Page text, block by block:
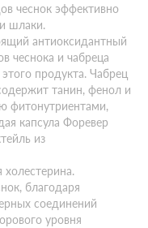
чеснок эффективно
шлаки.
антиоксидантный
чеснока и чабреца
продукта. Чабрец
танин, фенол и
фитонутриентами,
капсула Форевер
из
благодаря
соединений
уровня